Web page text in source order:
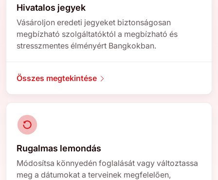
Hivatalos jegyek
Vásároljon eredeti jegyeket biztonságosan
megbízható szolgáltatóktól a megbízható és
stresszmentes élményért Bangkokban.
Összes megtekintése
Rugalmas lemondás
Módosítsa könnyedén foglalását vagy változtassa
meg a dátumokat a terveinek megfelelően,